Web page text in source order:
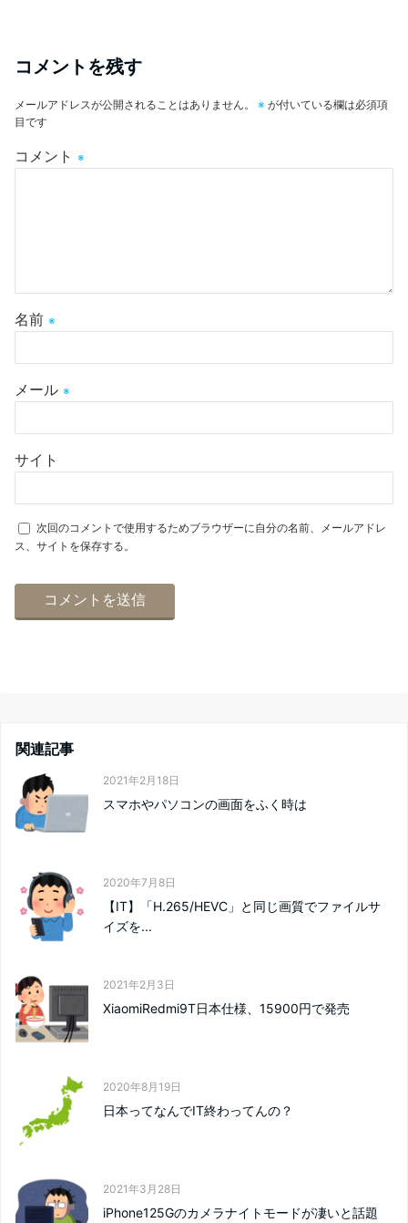
コメントを残す
メールアドレスが公開されることはありません。 ※ が付いている欄は必須項
目です
コメント ※
名前 ※
メール ※
サイト
次回のコメントで使用するためブラウザーに自分の名前、メールアドレ
ス、サイトを保存する。
関連記事
2021年2月18日
スマホやパソコンの画面をふく時は
2020年7月8日
【IT】「H.265/HEVC」と同じ画質でファイルサ
イズを...
2021年2月3日
XiaomiRedmi9T日本仕様、15900円で発売
2020年8月19日
日本ってなんでIT終わってんの？
2021年3月28日
iPhone125Gのカメラナイトモードが凄いと話題